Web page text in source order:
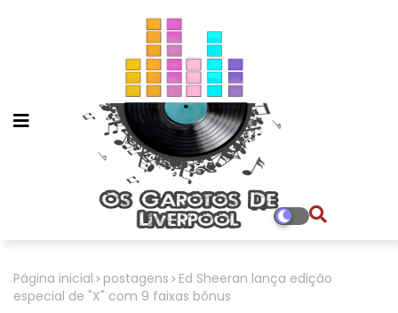
Página inicial postagens
Ed Sheeran lança edição
especial de "X" com 9 faixas bônus